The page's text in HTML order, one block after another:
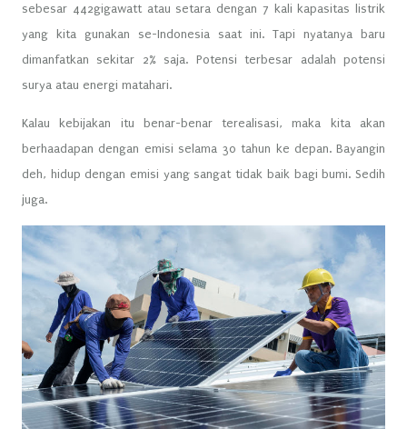
sebesar 442gigawatt atau setara dengan 7 kali kapasitas listrik
yang kita gunakan se-Indonesia saat ini. Tapi nyatanya baru
dimanfatkan sekitar 2% saja. Potensi terbesar adalah potensi
surya atau energi matahari.
Kalau kebijakan itu benar-benar terealisasi, maka kita akan
berhaadapan dengan emisi selama 30 tahun ke depan. Bayangin
deh, hidup dengan emisi yang sangat tidak baik bagi bumi. Sedih
juga.